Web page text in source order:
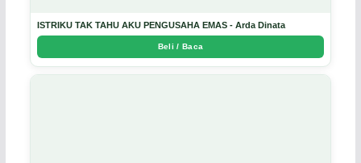
ISTRIKU TAK TAHU AKU PENGUSAHA EMAS - Arda Dinata
Beli / Baca